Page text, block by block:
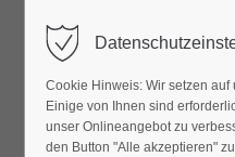
Der Eintrag "offcanvas-
Der Eintrag "offcanvas-
2023-
Cookie Hinweis: Wir setzen
Einige von Ihnen sind
unser Onlineangebot zu
den Button "Alle akzeptieren"